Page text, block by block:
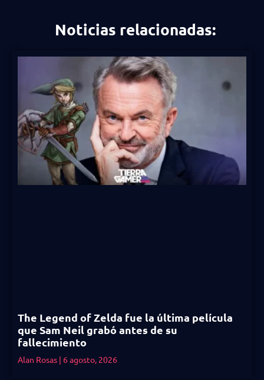
Noticias relacionadas:
The Legend of Zelda fue la última película
que Sam Neil grabó antes de su
fallecimiento
Alan Rosas 6 agosto, 2026